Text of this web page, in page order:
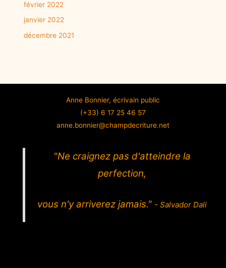
février 2022
janvier 2022
décembre 2021
Anne Bonnier, écrivain public
(+33) 6 17 25 46 57
anne.bonnier@champdecriture.net
"Ne craignez pas d'atteindre la
perfection,
vous n'y arriverez jamais." - Salvador Dali